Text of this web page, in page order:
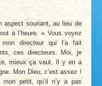
aspect souriant, au lieu de
à l’heure. « Vous voyez
directeur qui l’a fait
ces directeurs. Moi, je
mieux ça vaut. Il y en a
Mon Dieu, c’est assez !
petit, qu’il n’y a pas